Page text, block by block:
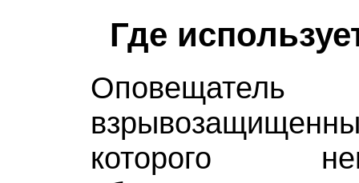
Где
Оповещатель
которого